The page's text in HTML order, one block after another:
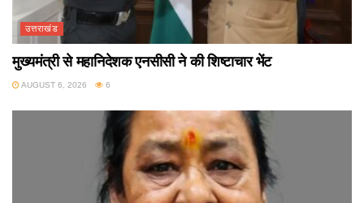
उत्तराखंड
मुख्यमंत्री से महानिदेशक एनसीसी ने की शिष्टाचार भेंट
AUGUST 6, 2026 6